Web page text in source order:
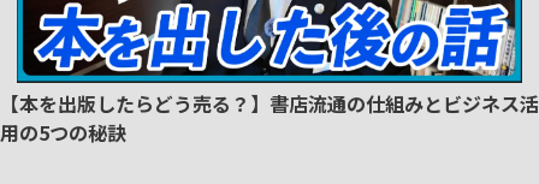
【本を出版したらどう売る？】書店流通の仕組みとビジネス活
用の5つの秘訣